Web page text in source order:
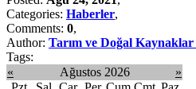
Categories: Haberler,
Comments: 0,
Author: Tarım ve Doğal Kaynaklar
Tags:
«
Ağustos 2026
»